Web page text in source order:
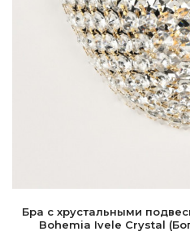
Бра с хрустальными
Bohemia Ivele Crystal